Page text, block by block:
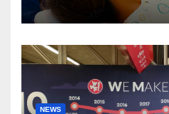
NEWS